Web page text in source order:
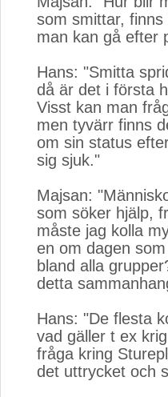
som smittar,
man kan gå efter
Hans: "Smitta
då är det i första
Visst kan man
men tyvärr finns
om sin status
sig sjuk."
Majsan:
som söker hjälp,
måste jag kolla
en om dagen
bland alla
detta
Hans: "De flesta
vad gäller t ex
fråga kring
det uttrycket och